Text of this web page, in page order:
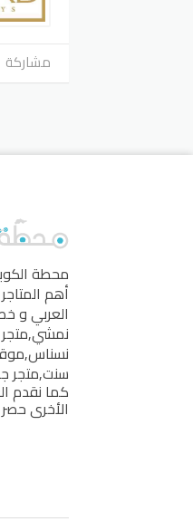
مشاركة
محطة
أهم
العربي و
نمشي,
نسناس,
سنت,متجر
كما نقدم
الأخرى